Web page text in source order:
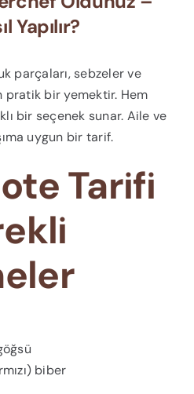
Yapılır?
parçaları, sebzeler ve
pratik bir yemektir. Hem
bir seçenek sunar. Aile ve
uygun bir tarif.
Tarifi
biber